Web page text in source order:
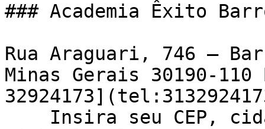
### Academia Êxito
Rua Araguari, 746 –
Minas Gerais 30190-